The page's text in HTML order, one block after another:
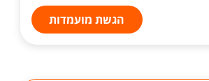
הגשת מועמדות